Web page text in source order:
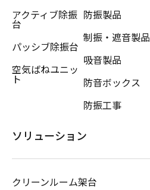
アクティブ除振
台
パッシブ除振台
空気ばねユニッ
ト
防振製品
制振・遮音製品
吸音製品
防音ボックス
防振工事
ソリューション
クリーンルーム架台